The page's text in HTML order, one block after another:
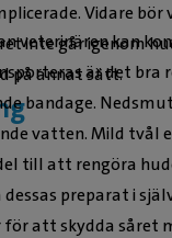
Vidare
inte går igenom
på annat sätt.
veterinären kan
är det bra
bandage.
vatten. Mild tvål
till att rengöra
preparat i
för att skydda såret